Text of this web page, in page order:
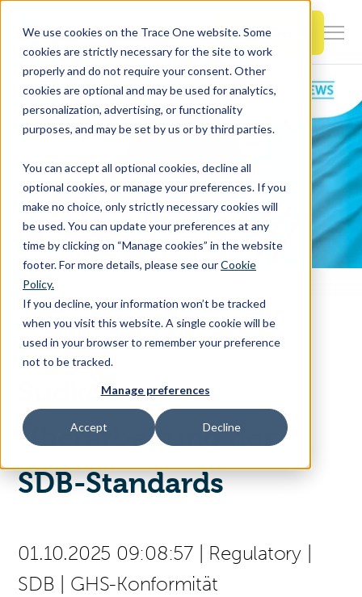
We use cookies on the Trace One website. Some
cookies are strictly necessary for the site to work
properly and do not require your consent. Other
cookies are optional and may be used for analytics,
personalization, advertising, or functionality
purposes, and may be set by us or by third parties.
You can accept all optional cookies, decline all
optional cookies, or manage your preferences. If you
make no choice, only strictly necessary cookies will
be used. You can update your preferences at any
time by clicking on “Manage cookies” in the website
footer. For more details, please see ourCookie
Policy.
If you decline, your information won’t be tracked
when you visit this website. A single cookie will be
used in your browser to remember your preference
not to be tracked.
Manage preferences
Accept Decline
SKIP
CONTENT Book a Demo
Products & Features
for
&
for
Resources
for
About Us
Contact Us
Access Your Solution
Search
Contact Us Deutsch
(press
to
Startseite
Südkorea: Überarbeitung der SDB-Standards
Südkorea:
Überarbeitung der
SDB-Standards
01.10.2025 09:08:57 Regulatory|
SDB
GHS-Konformität